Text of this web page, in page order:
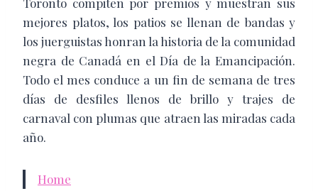
Toronto compiten por premios y muestran sus
mejores platos, los patios se llenan de bandas y
los juerguistas honran la historia de la comunidad
negra de Canadá en el Día de la Emancipación.
Todo el mes conduce a un fin de semana de tres
días de desfiles llenos de brillo y trajes de
carnaval con plumas que atraen las miradas cada
año.
Home